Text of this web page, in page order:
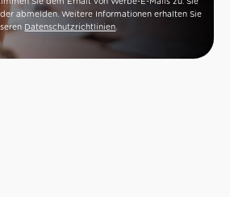
abmelden. Weitere Informationen erhalten Sie
Datenschutzrichtlinien